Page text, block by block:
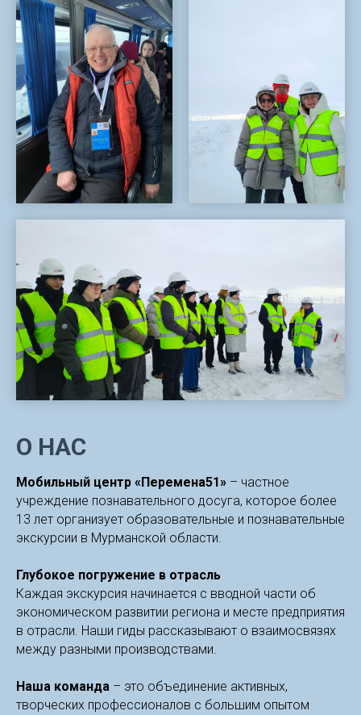
О НАС
Мобильный центр «Перемена51» – частное
учреждение познавательного досуга, которое более
13 лет организует образовательные и познавательные
экскурсии в Мурманской области.
Глубокое погружение в отрасль
Каждая экскурсия начинается с вводной части об
экономическом развитии региона и месте предприятия
в отрасли. Наши гиды рассказывают о взаимосвязях
между разными производствами.
Наша команда – это объединение активных,
творческих профессионалов с большим опытом